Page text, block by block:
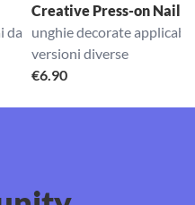
da
Creative Press-on Nails
unghie decorate
versioni diverse
€6.90